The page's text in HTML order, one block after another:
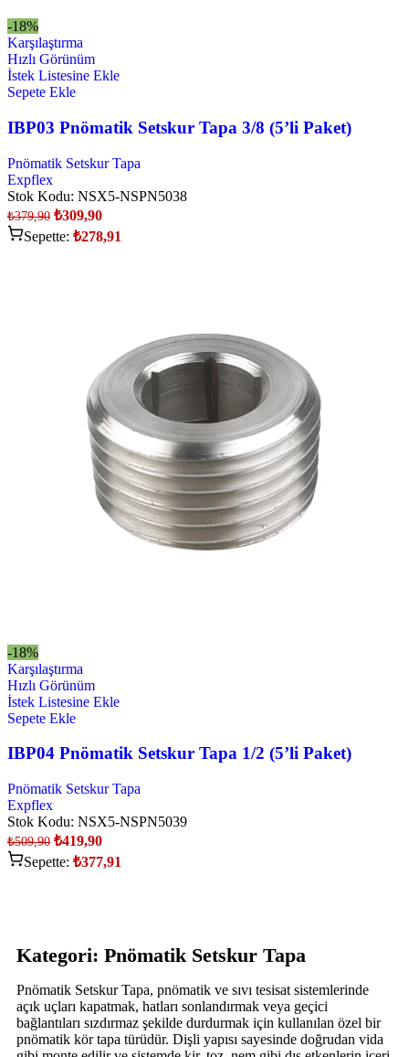
-18%
Karşılaştırma
Hızlı Görünüm
İstek Listesine Ekle
Sepete Ekle
IBP03 Pnömatik Setskur Tapa 3/8 (5’li Paket)
Pnömatik Setskur Tapa
Expflex
Stok Kodu: NSX5-NSPN5038
₺379,90 ₺309,90
Sepette: ₺278,91
-18%
Karşılaştırma
Hızlı Görünüm
İstek Listesine Ekle
Sepete Ekle
IBP04 Pnömatik Setskur Tapa 1/2 (5’li Paket)
Pnömatik Setskur Tapa
Expflex
Stok Kodu: NSX5-NSPN5039
₺509,90 ₺419,90
Sepette: ₺377,91
Kategori: Pnömatik Setskur Tapa
Pnömatik Setskur Tapa, pnömatik ve sıvı tesisat sistemlerinde
açık uçları kapatmak, hatları sonlandırmak veya geçici
bağlantıları sızdırmaz şekilde durdurmak için kullanılan özel bir
pnömatik kör tapa türüdür. Dişli yapısı sayesinde doğrudan vida